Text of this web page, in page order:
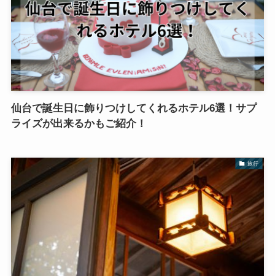
仙台で誕生日に飾りつけしてくれるホテル6選！サプ
ライズが出来るかもご紹介！
旅行